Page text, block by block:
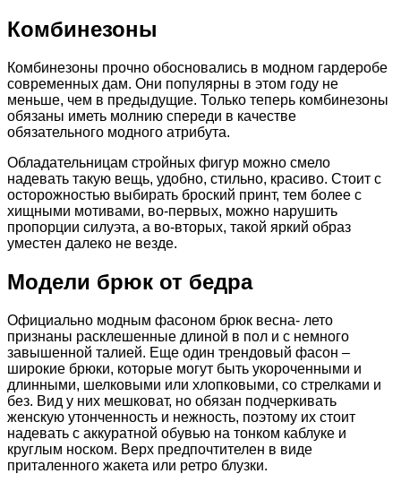
Комбинезоны
Комбинезоны прочно обосновались в модном гардеробе
современных дам. Они популярны в этом году не
меньше, чем в предыдущие. Только теперь комбинезоны
обязаны иметь молнию спереди в качестве
обязательного модного атрибута.
Обладательницам стройных фигур можно смело
надевать такую вещь, удобно, стильно, красиво. Стоит с
осторожностью выбирать броский принт, тем более с
хищными мотивами, во-первых, можно нарушить
пропорции силуэта, а во-вторых, такой яркий образ
уместен далеко не везде.
Модели брюк от бедра
Официально модным фасоном брюк весна- лето
признаны расклешенные длиной в пол и с немного
завышенной талией. Еще один трендовый фасон –
широкие брюки, которые могут быть укороченными и
длинными, шелковыми или хлопковыми, со стрелками и
без. Вид у них мешковат, но обязан подчеркивать
женскую утонченность и нежность, поэтому их стоит
надевать с аккуратной обувью на тонком каблуке и
круглым носком. Верх предпочтителен в виде
приталенного жакета или ретро блузки.